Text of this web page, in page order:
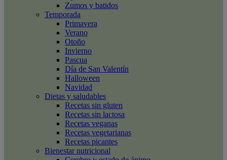
Zumos y batidos
Temporada
Primavera
Verano
Otoño
Invierno
Pascua
Día de San Valentín
Halloween
Navidad
Dietas y saludables
Recetas sin gluten
Recetas sin lactosa
Recetas veganas
Recetas vegetarianas
Recetas picantes
Bienestar nutricional